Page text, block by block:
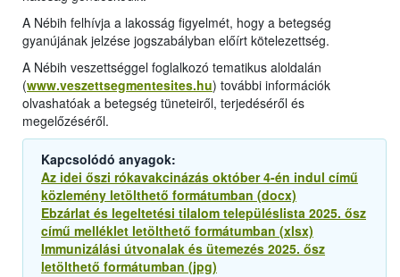
A Nébih felhívja a lakosság figyelmét, hogy a betegség
gyanújának jelzése jogszabályban előírt kötelezettség.
A Nébih veszettséggel foglalkozó tematikus aloldalán
(www.veszettsegmentesites.hu) további információk
olvashatóak a betegség tüneteiről, terjedéséről és
megelőzéséről.
Kapcsolódó anyagok:
Az idei őszi rókavakcinázás október 4-én indul című
közlemény letölthető formátumban (docx)
Ebzárlat és legeltetési tilalom településlista 2025. ősz
című melléklet letölthető formátumban (xlsx)
Immunizálási útvonalak és ütemezés 2025. ősz
letölthető formátumban (jpg)